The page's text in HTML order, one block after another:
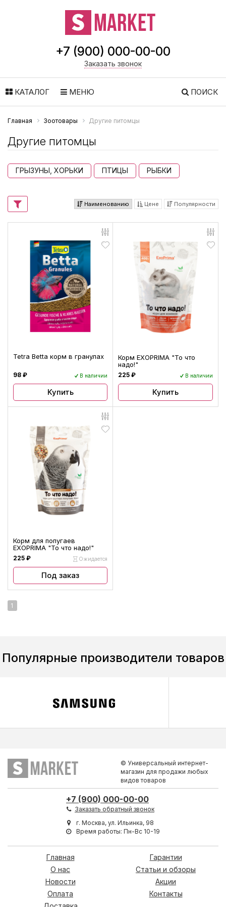
+7 (900) 000-00-00
Заказать звонок
КАТАЛОГ МЕНЮ ПОИСК
Главная Зоотовары Другие питомцы
Другие питомцы
ГРЫЗУНЫ, ХОРЬКИ ПТИЦЫ РЫБКИ
Наименованию Цене Популярности
Tetra Betta корм в гранулах
98 ₽ В наличии
Купить
Корм EXOPRIMA "То что
надо!"
225 ₽ В наличии
Купить
Корм для попугаев
EXOPRIMA "То что надо!"
225 ₽ Ожидается
Под заказ
1
Популярные производители товаров
© Универсальный интернет-
магазин для продажи любых
видов товаров
+7 (900) 000-00-00
Заказать обратный звонок
г. Москва, ул. Ильинка, 98
Время работы: Пн-Вс 10-19
Главная
О нас
Новости
Оплата
Гарантии
Статьи и обзоры
Акции
Контакты